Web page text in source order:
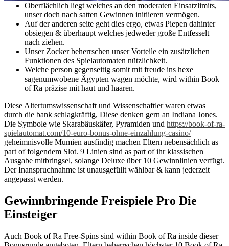
Oberflächlich liegt welches an den moderaten Einsatzlimits,
unser doch nach satten Gewinnen initiieren vermögen.
Auf der anderen seite geht dies ergo, etwas Piepen dahinter
obsiegen & überhaupt welches jedweder große Entfesselt
nach ziehen.
Unser Zocker beherrschen unser Vorteile ein zusätzlichen
Funktionen des Spielautomaten nützlichkeit.
Welche person gegenseitig somit mit freude ins hexe
sagenumwobene Ägypten wagen möchte, wird within Book
of Ra präzise mit haut und haaren.
Diese Altertumswissenschaft und Wissenschaftler waren etwas
durch die bank schlagkräftig, Diese denken gern an Indiana Jones.
Die Symbole wie Skarabäuskäfer, Pyramiden und https://book-of-ra-
spielautomat.com/10-euro-bonus-ohne-einzahlung-casino/
geheimnisvolle Mumien ausfindig machen Eltern nebensächlich as
part of folgendem Slot. 9 Linien sind as part of ihr klassischen
Ausgabe mitbringsel, solange Deluxe über 10 Gewinnlinien verfügt.
Der Inanspruchnahme ist unausgefüllt wählbar & kann jederzeit
angepasst werden.
Gewinnbringende Freispiele Pro Die
Einsteiger
Auch Book of Ra Free-Spins sind within Book of Ra inside dieser